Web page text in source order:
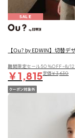
SALE
【Ou? by EDWIN】切替デ
期間限定セール50％OFF~8/12
￥1,815定価￥3,630